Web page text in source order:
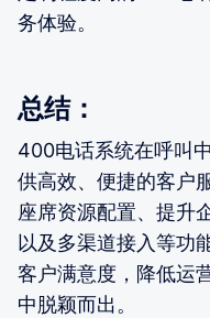
务体验。
总结：
400电话系统在呼叫
供高效、便捷的客户
座席资源配置、提升
以及多渠道接入等功
客户满意度，降低运
中脱颖而出。